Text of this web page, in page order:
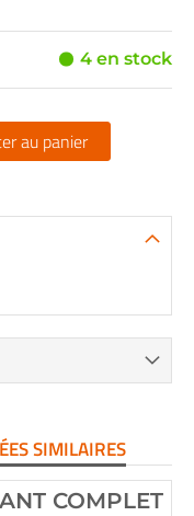
4 en stock
au panier
SIMILAIRES
COMPLET